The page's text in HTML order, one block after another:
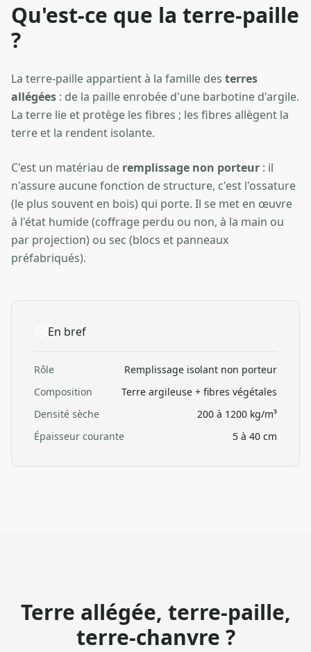
Qu'est-ce que la terre-paille
?
La terre-paille appartient à la famille des terres
allégées : de la paille enrobée d'une barbotine d'argile.
La terre lie et protège les fibres ; les fibres allègent la
terre et la rendent isolante.
C'est un matériau de remplissage non porteur : il
n'assure aucune fonction de structure, c'est l'ossature
(le plus souvent en bois) qui porte. Il se met en œuvre
à l'état humide (coffrage perdu ou non, à la main ou
par projection) ou sec (blocs et panneaux
préfabriqués).
En bref
Rôle
Remplissage isolant non porteur
Composition
Terre argileuse + fibres végétales
Densité sèche
200 à 1200 kg/m³
Épaisseur courante
5 à 40 cm
Terre allégée, terre-paille,
terre-chanvre ?